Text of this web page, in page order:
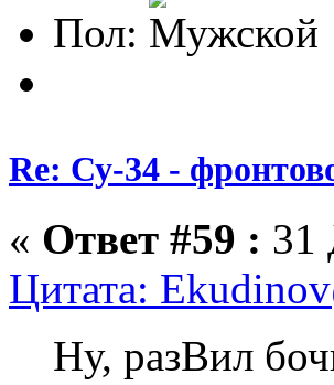
Пол:
Re: Су-34 -
« Ответ #59 : 31
Цитата:
Ну, разВил